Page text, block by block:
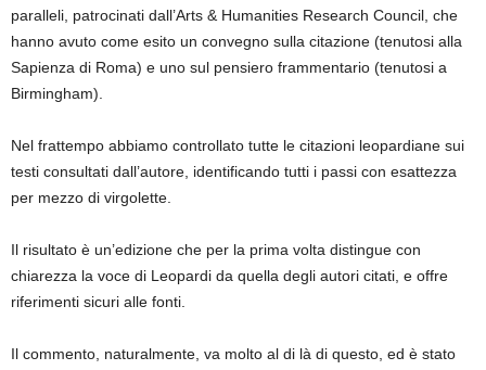
paralleli, patrocinati dall’Arts & Humanities Research Council, che
hanno avuto come esito un convegno sulla citazione (tenutosi alla
Sapienza di Roma) e uno sul pensiero frammentario (tenutosi a
Birmingham).
Nel frattempo abbiamo controllato tutte le citazioni leopardiane sui
testi consultati dall’autore, identificando tutti i passi con esattezza
per mezzo di virgolette.
Il risultato è un’edizione che per la prima volta distingue con
chiarezza la voce di Leopardi da quella degli autori citati, e offre
riferimenti sicuri alle fonti.
Il commento, naturalmente, va molto al di là di questo, ed è stato